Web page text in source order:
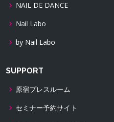
NAIL DE DANCE
Nail Labo
by Nail Labo
SUPPORT
原宿プレスルーム
セミナー予約サイト